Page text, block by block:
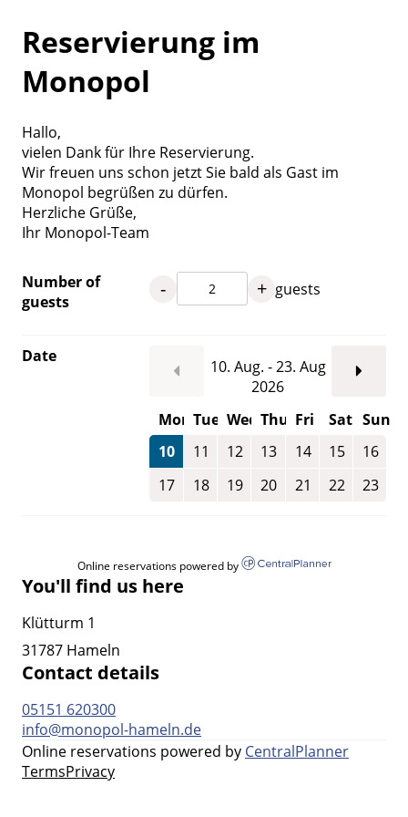
Reservierung im
Monopol
Hallo,
vielen Dank für Ihre Reservierung.
Wir freuen uns schon jetzt Sie bald als Gast im
Monopol begrüßen zu dürfen.
Herzliche Grüße,
Ihr Monopol-Team
Number of
guests
- + guests
Date
10. Aug. - 23. Aug
2026
Mon Tue Wed Thu Fri Sat Sun
10
11 12 13 14 15
16
17
18 19 20 21 22 23
Online reservations powered by
You'll find us here
Klütturm 1
31787 Hameln
Contact details
05151 620300
info@monopol-hameln.de
Online reservations powered by CentralPlanner
TermsPrivacy